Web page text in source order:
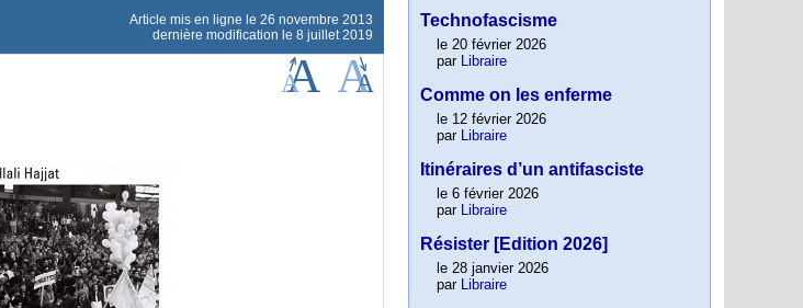
Article mis en ligne le 26 novembre 2013
dernière modification le 8 juillet 2019
Technofascisme
le 20 février 2026
par Libraire
Comme on les enferme
le 12 février 2026
par Libraire
Itinéraires d’un antifasciste
le 6 février 2026
par Libraire
Résister [Edition 2026]
le 28 janvier 2026
par Libraire